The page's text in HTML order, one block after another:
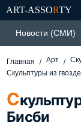
ART-ASSORTY
Новости (СМИ)
Главная Арт
Скульптуры из
С
Бисби